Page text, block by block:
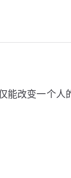
能改变一个人